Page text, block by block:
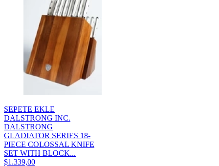
SEPETE EKLE
DALSTRONG INC.
DALSTRONG
GLADIATOR SERIES 18-
PIECE COLOSSAL KNIFE
SET WITH BLOCK...
$1.339,00